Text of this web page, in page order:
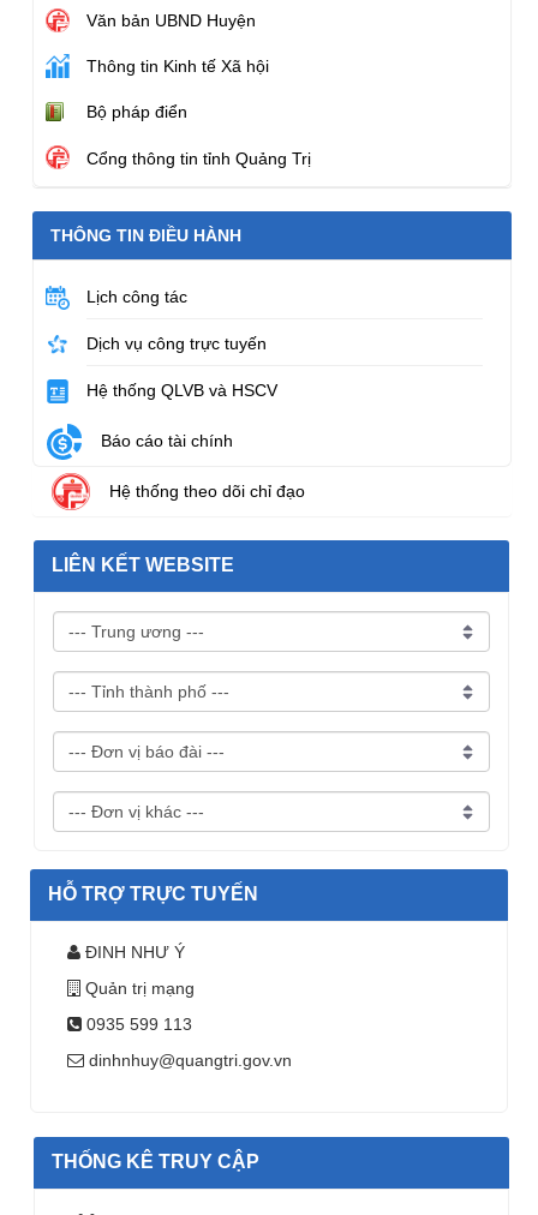
Văn bản UBND Huyện
Thông tin Kinh tế Xã hội
Bộ pháp điển
Cổng thông tin tỉnh Quảng Trị
THÔNG TIN ĐIỀU HÀNH
Lịch công tác
Dịch vụ công trực tuyến
Hệ thống QLVB và HSCV
Báo cáo tài chính
Hệ thống theo dõi chỉ đạo
LIÊN KẾT WEBSITE
HỖ TRỢ TRỰC TUYẾN
ĐINH NHƯ Ý
Quản trị mạng
0935 599 113
dinhnhuy@quangtri.gov.vn
THỐNG KÊ TRUY CẬP